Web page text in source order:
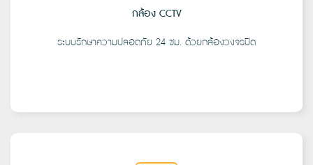
กล้อง CCTV
ระบบรักษาความปลอดภัย 24 ชม. ด้วยกล้องวงจรปิด